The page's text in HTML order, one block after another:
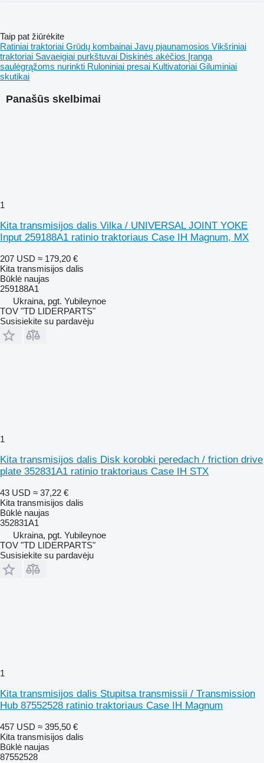
Panašūs skelbimai
1
Kita transmisijos dalis Vilka / UNIVERSAL JOINT YOKE
Input 259188A1 ratinio traktoriaus Case IH Magnum, MX
207 USD ≈ 179,20 €
Kita transmisijos dalis
Būklė naujas
259188A1
Ukraina, pgt. Yubileynoe
TOV "TD LIDERPARTS"
Susisiekite su pardavėju
1
Kita transmisijos dalis Disk korobki peredach / friction drive
plate 352831A1 ratinio traktoriaus Case IH STX
43 USD ≈ 37,22 €
Kita transmisijos dalis
Būklė naujas
352831A1
Ukraina, pgt. Yubileynoe
TOV "TD LIDERPARTS"
Susisiekite su pardavėju
1
Kita transmisijos dalis Stupitsa transmissii / Transmission
Hub 87552528 ratinio traktoriaus Case IH Magnum
457 USD ≈ 395,50 €
Kita transmisijos dalis
Būklė naujas
87552528
Taip pat žiūrėkite
Ratiniai traktoriai Grūdų kombainai Javų pjaunamosios Vikšriniai
traktoriai Savaeigiai purkštuvai Diskinės akėčios Įranga
saulėgrąžoms nurinkti Ruloniniai presai Kultivatoriai Giluminiai
skutikai